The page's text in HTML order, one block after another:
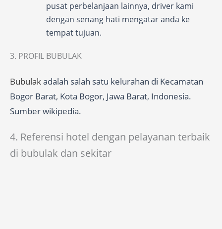
pusat perbelanjaan lainnya, driver kami
dengan senang hati mengatar anda ke
tempat tujuan.
3. PROFIL BUBULAK
Bubulakadalah salah satu kelurahan di Kecamatan
Bogor Barat, Kota Bogor, Jawa Barat, Indonesia.
Sumber wikipedia.
4. Referensi hotel dengan pelayanan terbaik
di bubulak dan sekitar